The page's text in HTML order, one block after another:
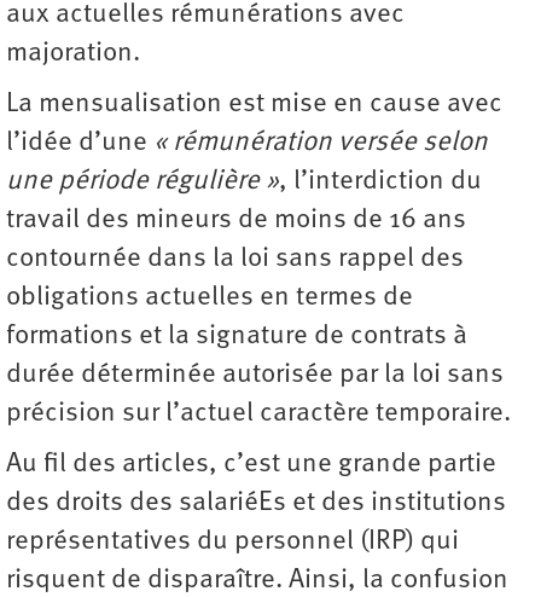
aux actuelles rémunérations avec
majoration.
La mensualisation est mise en cause avec
l’idée d’une « rémunération versée selon
une période régulière », l’interdiction du
travail des mineurs de moins de 16 ans
contournée dans la loi sans rappel des
obligations actuelles en termes de
formations et la signature de contrats à
durée déterminée autorisée par la loi sans
précision sur l’actuel caractère temporaire.
Au fil des articles, c’est une grande partie
des droits des salariéEs et des institutions
représentatives du personnel (IRP) qui
risquent de disparaître. Ainsi, la confusion